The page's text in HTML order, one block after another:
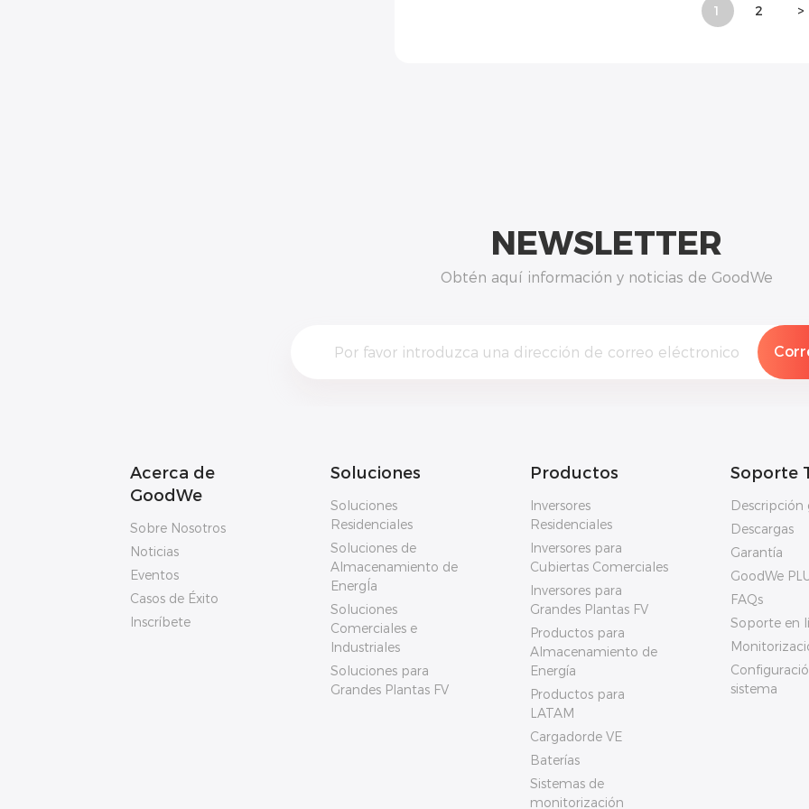
1 2 >
NEWSLETTER
Obtén aquí información y noticias de GoodWe
Acerca de
GoodWe
Sobre Nosotros
Noticias
Eventos
Casos de Éxito
Inscríbete
Soluciones
Soluciones
Residenciales
Soluciones de
Almacenamiento de
EnergÍa
Soluciones
Comerciales e
Industriales
Soluciones para
Grandes Plantas FV
Productos
Inversores
Residenciales
Inversores para
Cubiertas Comerciales
Inversores para
Grandes Plantas FV
Productos para
Almacenamiento de
Energía
Productos para
LATAM
Cargadorde VE
Baterías
Sistemas de
monitorización
Soporte
Descripción
Descargas
Garantía
GoodWe
FAQs
Soporte en
sistema